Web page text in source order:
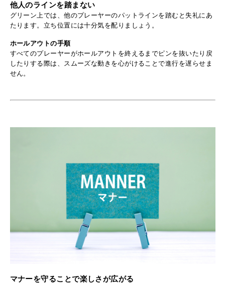
他人のラインを踏まない
グリーン上では、他のプレーヤーのパットラインを踏むと失礼にあ
たります。立ち位置には十分気を配りましょう。
ホールアウトの手順
すべてのプレーヤーがホールアウトを終えるまでピンを抜いたり戻
したりする際は、スムーズな動きを心がけることで進行を遅らせま
せん。
マナーを守ることで楽しさが広がる